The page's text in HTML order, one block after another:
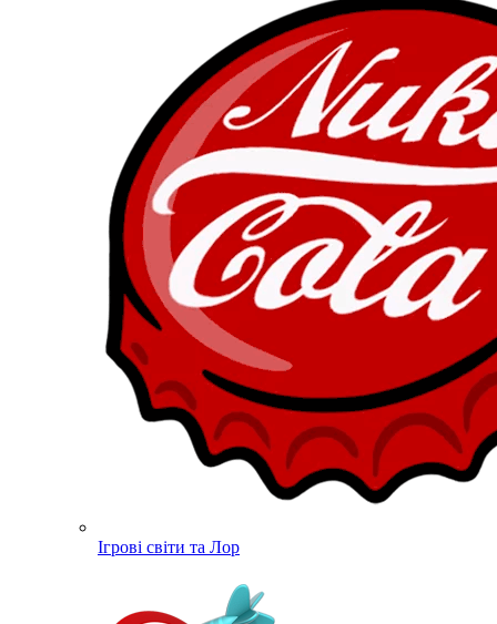
Ігрові світи та Лор